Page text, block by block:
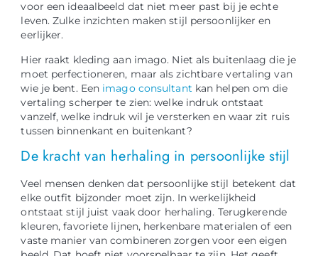
voor een ideaalbeeld dat niet meer past bij je echte
leven. Zulke inzichten maken stijl persoonlijker en
eerlijker.
Hier raakt kleding aan imago. Niet als buitenlaag die je
moet perfectioneren, maar als zichtbare vertaling van
wie je bent. Een imago consultant kan helpen om die
vertaling scherper te zien: welke indruk ontstaat
vanzelf, welke indruk wil je versterken en waar zit ruis
tussen binnenkant en buitenkant?
De kracht van herhaling in persoonlijke stijl
Veel mensen denken dat persoonlijke stijl betekent dat
elke outfit bijzonder moet zijn. In werkelijkheid
ontstaat stijl juist vaak door herhaling. Terugkerende
kleuren, favoriete lijnen, herkenbare materialen of een
vaste manier van combineren zorgen voor een eigen